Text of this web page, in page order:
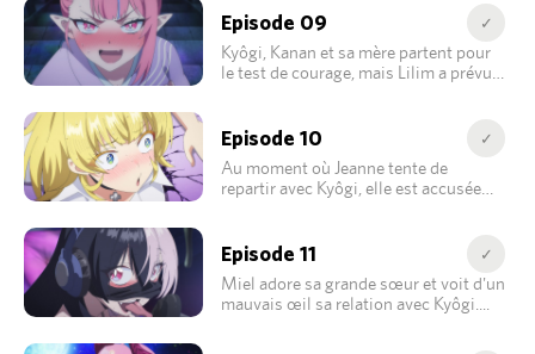
Episode 09 ✓
Kyôgi, Kanan et sa mère partent pour
le test de courage, mais Lilim a prévu
Episode 10 ✓
Au moment où Jeanne tente de
repartir avec Kyôgi, elle est accusée
Episode 11 ✓
Miel adore sa grande sœur et voit d'un
mauvais œil sa relation avec Kyôgi.